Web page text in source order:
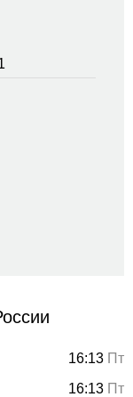
16:13 Пт
16:13 Пт